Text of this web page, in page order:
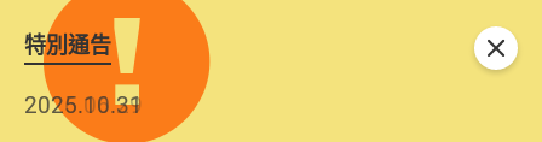
特別通告
2026.06.29
2025.10.31
關閉